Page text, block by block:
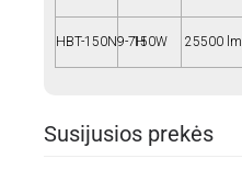
HBT-150N9-7H150W 25500 lm
Susijusios prekės